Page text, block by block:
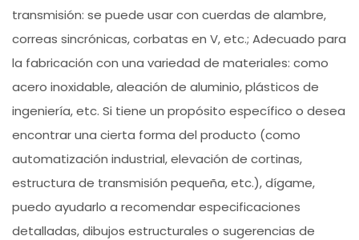
transmisión: se puede usar con cuerdas de alambre,
correas sincrónicas, corbatas en V, etc.; Adecuado para
la fabricación con una variedad de materiales: como
acero inoxidable, aleación de aluminio, plásticos de
ingeniería, etc. Si tiene un propósito específico o desea
encontrar una cierta forma del producto (como
automatización industrial, elevación de cortinas,
estructura de transmisión pequeña, etc.), dígame,
puedo ayudarlo a recomendar especificaciones
detalladas, dibujos estructurales o sugerencias de